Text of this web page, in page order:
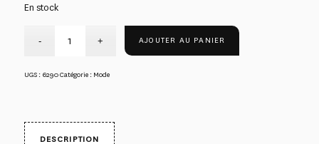
En stock
AJOUTER AU PANIER
UGS : 6290Catégorie : Mode
DESCRIPTION